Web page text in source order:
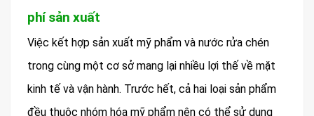
phí sản xuất
Việc kết hợp sản xuất mỹ phẩm và nước rửa chén
trong cùng một cơ sở mang lại nhiều lợi thế về mặt
kinh tế và vận hành. Trước hết, cả hai loại sản phẩm
đều thuộc nhóm hóa mỹ phẩm nên có thể sử dụng